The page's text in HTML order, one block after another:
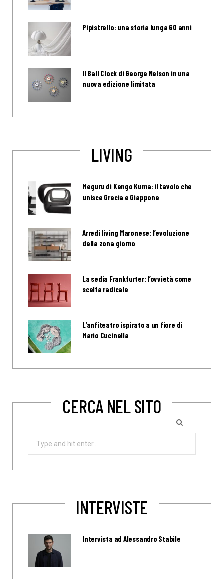
Pipistrello: una storia lunga 60 anni
Il Ball Clock di George Nelson in una
nuova edizione limitata
LIVING
Meguru di Kengo Kuma: il tavolo che
unisce Grecia e Giappone
Arredi living Maronese: l’evoluzione
della zona giorno
La sedia Frankfurter: l’ovvietà come
scelta radicale
L’anfiteatro ispirato a un fiore di
Mario Cucinella
CERCA NEL SITO
Search
INTERVISTE
Intervista ad Alessandro Stabile